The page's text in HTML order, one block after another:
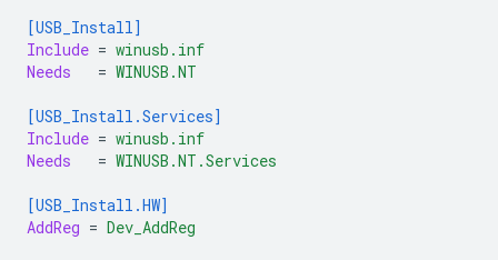
[USB_Install]
Include = winusb.inf
Needs
= WINUSB.NT
[USB_Install.Services]
Include = winusb.inf
Needs
= WINUSB.NT.Services
[USB_Install.HW]
AddReg = Dev_AddReg